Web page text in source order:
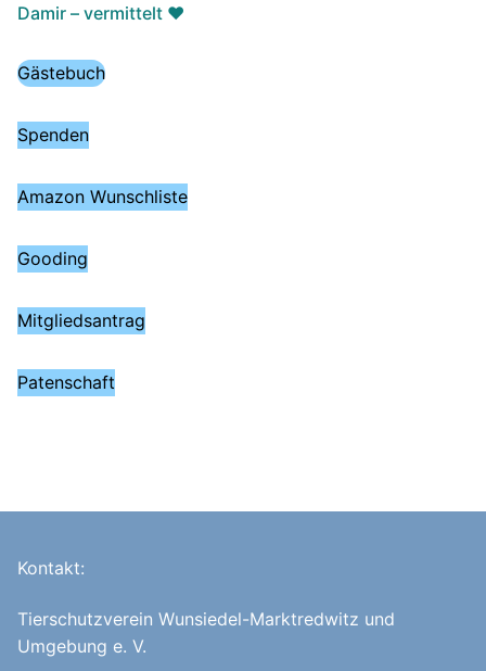
Damir – vermittelt ♥️
Gästebuch
Spenden
Amazon Wunschliste
Gooding
Mitgliedsantrag
Patenschaft
Kontakt:
Tierschutzverein Wunsiedel-Marktredwitz und
Umgebung e. V.